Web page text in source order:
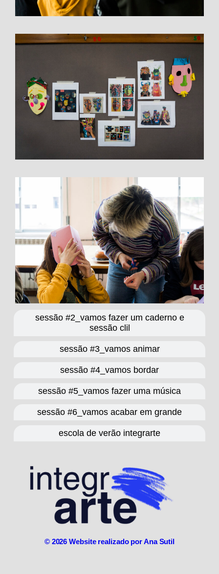
sessão #2_vamos fazer um caderno e
sessão clil
sessão #3_vamos animar
sessão #4_vamos bordar
sessão #5_vamos fazer uma música
sessão #6_vamos acabar em grande
escola de verão integrarte
© 2026 Website realizado por Ana Sutil